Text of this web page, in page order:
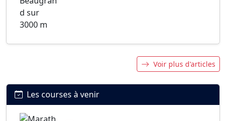
Voir plus d'articles
Les courses à venir